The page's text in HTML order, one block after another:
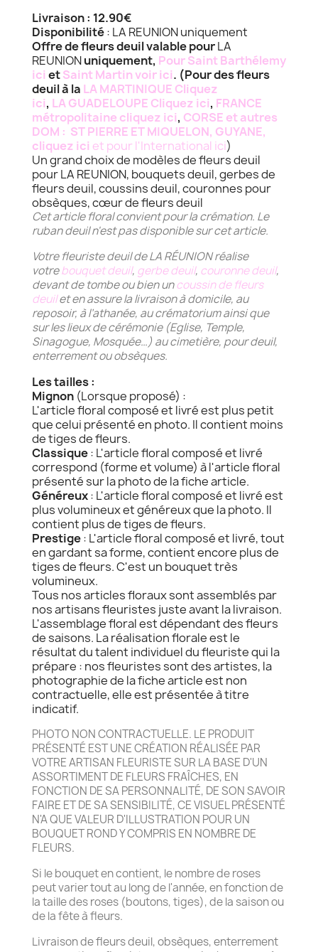
Livraison : 12.90€
Disponibilité: LA REUNION uniquement
Offre de fleurs deuil valable pourLA
REUNIONuniquement, Pour Saint Barthélemy
ici etSaint Martin voir ici. (Pour des fleurs
deuil à la LA MARTINIQUE Cliquez
ici, LA GUADELOUPE Cliquez ici, FRANCE
métropolitaine cliquez ici, CORSE et autres
DOM : ST PIERRE ET MIQUELON, GUYANE,
cliquez ici et pour l'International ici)
Un grand choix de modèles de fleurs deuil
pour LA REUNION, bouquets deuil, gerbes de
fleurs deuil, coussins deuil, couronnes pour
obsèques, cœur de fleurs deuil
Cet article floral convient pour la crémation. Le
ruban deuil n'est pas disponible sur cet article.
Votre fleuriste deuil de LA RÉUNION réalise
votrebouquet deuil, gerbe deuil, couronne deuil,
devant de tombe ou bien uncoussin de fleurs
deuilet en assure la livraison à domicile, au
reposoir, à l’athanée, au crématorium ainsi que
sur les lieux de cérémonie (Eglise, Temple,
Sinagogue, Mosquée…) au cimetière, pour deuil,
enterrement ou obsèques.
Les tailles :
Mignon (Lorsque proposé) :
L'article floral composé et livré est plus petit
que celui présenté en photo. Il contient moins
de tiges de fleurs.
Classique: L'article floral composé et livré
correspond (forme et volume) à l'article floral
présenté sur la photo de la fiche article.
Généreux: L'article floral composé et livré est
plus volumineux et généreux que la photo. Il
contient plus de tiges de fleurs.
Prestige: L'article floral composé et livré, tout
en gardant sa forme, contient encore plus de
tiges de fleurs. C'est un bouquet très
volumineux.
Tous nos articles floraux sont assemblés par
nos artisans fleuristes juste avant la livraison.
L'assemblage floral est dépendant des fleurs
de saisons. La réalisation florale est le
résultat du talent individuel du fleuriste qui la
prépare : nos fleuristes sont des artistes, la
photographie de la fiche article est non
contractuelle, elle est présentée à titre
indicatif.
PHOTO NON CONTRACTUELLE. LE PRODUIT
PRÉSENTÉ EST UNE CRÉATION RÉALISÉE PAR
VOTRE ARTISAN FLEURISTE SUR LA BASE D'UN
ASSORTIMENT DE FLEURS FRAÎCHES, EN
FONCTION DE SA PERSONNALITÉ, DE SON SAVOIR
FAIRE ET DE SA SENSIBILITÉ, CE VISUEL PRÉSENTÉ
N'A QUE VALEUR D'ILLUSTRATION POUR UN
BOUQUET ROND Y COMPRIS EN NOMBRE DE
FLEURS.
Si le bouquet en contient, le nombre de roses
peut varier tout au long de l'année, en fonction de
la taille des roses (boutons, tiges), de la saison ou
de la fête à fleurs.
Livraison de fleurs deuil, obsèques, enterrement